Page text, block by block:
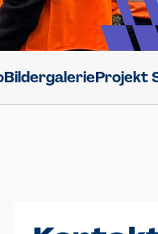
BildergalerieProjekt